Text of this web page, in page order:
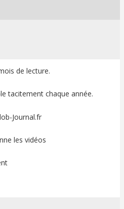
de lecture.
tacitement chaque année.
Journal.fr
les vidéos